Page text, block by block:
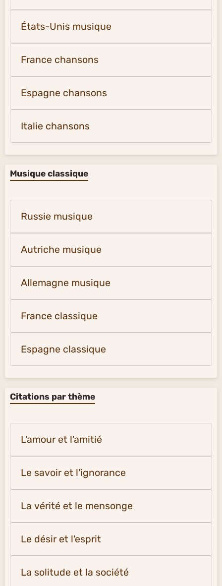
États-Unis musique
France chansons
Espagne chansons
Italie chansons
Musique classique
Russie musique
Autriche musique
Allemagne musique
France classique
Espagne classique
Citations par thème
L'amour et l'amitié
Le savoir et l'ignorance
La vérité et le mensonge
Le désir et l'esprit
La solitude et la société